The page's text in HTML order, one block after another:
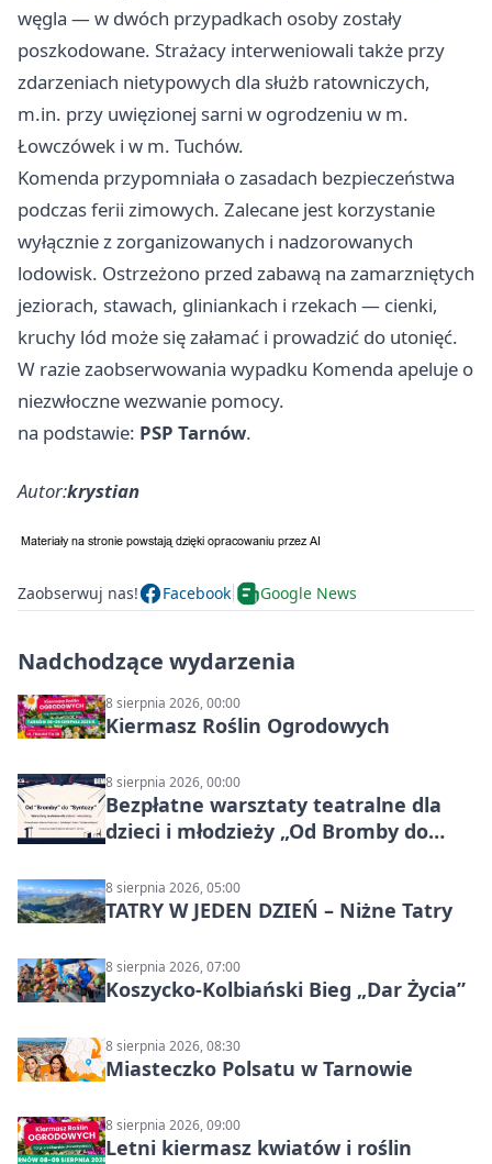
węgla — w dwóch przypadkach osoby zostały
poszkodowane. Strażacy interweniowali także przy
zdarzeniach nietypowych dla służb ratowniczych,
m.in. przy uwięzionej sarni w ogrodzeniu w m.
Łowczówek i w m. Tuchów.
Komenda przypomniała o zasadach bezpieczeństwa
podczas ferii zimowych. Zalecane jest korzystanie
wyłącznie z zorganizowanych i nadzorowanych
lodowisk. Ostrzeżono przed zabawą na zamarzniętych
jeziorach, stawach, gliniankach i rzekach — cienki,
kruchy lód może się załamać i prowadzić do utonięć.
W razie zaobserwowania wypadku Komenda apeluje o
niezwłoczne wezwanie pomocy.
na podstawie: PSP Tarnów.
Autor:krystian
Zaobserwuj nas! Facebook Google News
Nadchodzące wydarzenia
8 sierpnia 2026, 00:00
Kiermasz Roślin Ogrodowych
8 sierpnia 2026, 00:00
Bezpłatne warsztaty teatralne dla
dzieci i młodzieży „Od Bromby do
8 sierpnia 2026, 05:00
TATRY W JEDEN DZIEŃ – Niżne Tatry
8 sierpnia 2026, 07:00
Koszycko-Kolbiański Bieg „Dar Życia”
8 sierpnia 2026, 08:30
Miasteczko Polsatu w Tarnowie
8 sierpnia 2026, 09:00
Letni kiermasz kwiatów i roślin